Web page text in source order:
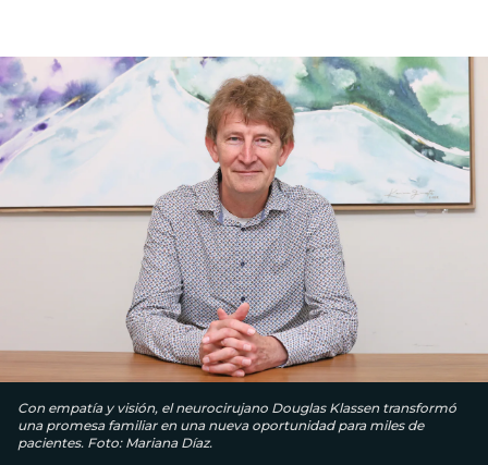
Con empatía y visión, el neurocirujano Douglas Klassen transformó
una promesa familiar en una nueva oportunidad para miles de
pacientes. Foto: Mariana Díaz.